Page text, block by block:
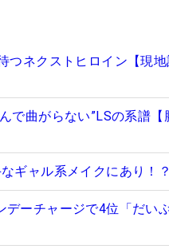
つネクストヒロイン【現
で曲がらない”LSの系譜【
ギャル系メイクにあり！
ーチャージで4位「だい